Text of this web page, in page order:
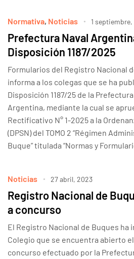
Normativa, Noticias 1
Prefectura Naval
Disposición 1187/2025
Formularios del Registro Nacional
informa a los colegas que se ha
Disposición 1187/25 de la
Argentina, mediante la cual se
Rectificativo N° 1-2025 a la
(DPSN) del TOMO 2 “Régimen
Buque” titulada “Normas y
Noticias 27 abril, 2023
Registro Nacional de
a concurso
El Registro Nacional de Buques ha
Colegio que se encuentra abierto
concurso efectuado por la